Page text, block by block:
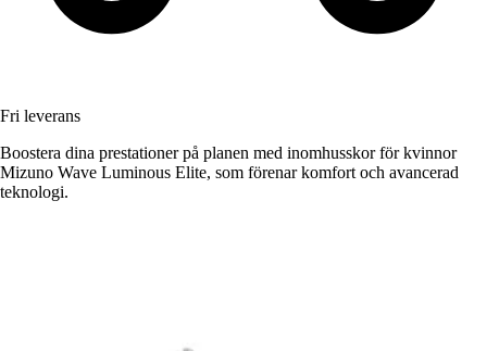
Fri leverans
Boostera dina prestationer på planen med inomhusskor för kvinnor
Mizuno Wave Luminous Elite, som förenar komfort och avancerad
teknologi.